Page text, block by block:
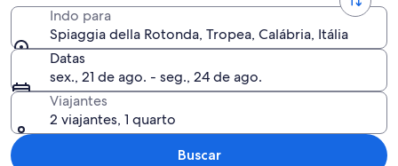
Indo para
Spiaggia della Rotonda, Tropea, Calábria, Itália
Datas
sex., 21 de ago. - seg., 24 de ago.
Viajantes
2 viajantes, 1 quarto
Buscar